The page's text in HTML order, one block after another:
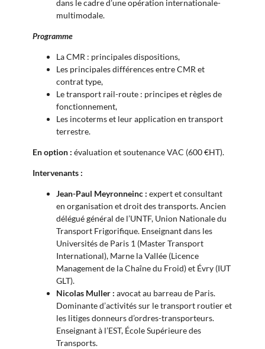
dans le cadre d’une opération internationale-
multimodale.
Programme
La CMR : principales dispositions,
Les principales différences entre CMR et
contrat type,
Le transport rail-route : principes et règles de
fonctionnement,
Les incoterms et leur application en transport
terrestre.
En option : évaluation et soutenance VAC (600 €HT).
Intervenants :
Jean-Paul Meyronneinc : expert et consultant
en organisation et droit des transports. Ancien
délégué général de l’UNTF, Union Nationale du
Transport Frigorifique. Enseignant dans les
Universités de Paris 1 (Master Transport
International), Marne la Vallée (Licence
Management de la Chaîne du Froid) et Évry (IUT
GLT).
Nicolas Muller : avocat au barreau de Paris.
Dominante d’activités sur le transport routier et
les litiges donneurs d’ordres-transporteurs.
Enseignant à l’EST, École Supérieure des
Transports.